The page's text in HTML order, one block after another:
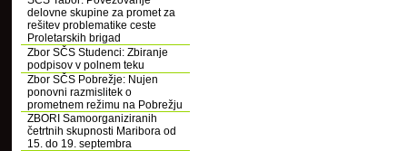
delovne skupine za promet za
rešitev problematike ceste
Proletarskih brigad
Zbor SČS Studenci: Zbiranje
podpisov v polnem teku
Zbor SČS Pobrežje: Nujen
ponovni razmislitek o
prometnem režimu na Pobrežju
ZBORI Samoorganiziranih
četrtnih skupnosti Maribora od
15. do 19. septembra